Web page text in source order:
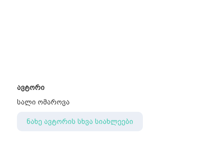
ავტორი
სალი ომაროვა
ნახე ავტორის სხვა სიახლეები